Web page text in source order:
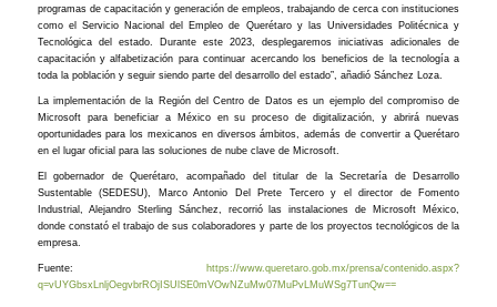
programas de capacitación y generación de empleos, trabajando de cerca con instituciones
como el Servicio Nacional del Empleo de Querétaro y las Universidades Politécnica y
Tecnológica del estado. Durante este 2023, desplegaremos iniciativas adicionales de
capacitación y alfabetización para continuar acercando los beneficios de la tecnología a
toda la población y seguir siendo parte del desarrollo del estado”, añadió Sánchez Loza.
La implementación de la Región del Centro de Datos es un ejemplo del compromiso de
Microsoft para beneficiar a México en su proceso de digitalización, y abrirá nuevas
oportunidades para los mexicanos en diversos ámbitos, además de convertir a Querétaro
en el lugar oficial para las soluciones de nube clave de Microsoft.
El gobernador de Querétaro, acompañado del titular de la Secretaría de Desarrollo
Sustentable (SEDESU), Marco Antonio Del Prete Tercero y el director de Fomento
Industrial, Alejandro Sterling Sánchez, recorrió las instalaciones de Microsoft México,
donde constató el trabajo de sus colaboradores y parte de los proyectos tecnológicos de la
empresa.
Fuente: https://www.queretaro.gob.mx/prensa/contenido.aspx?
q=vUYGbsxLnljOegvbrROjISUlSE0mVOwNZuMw07MuPvLMuWSg7TunQw==